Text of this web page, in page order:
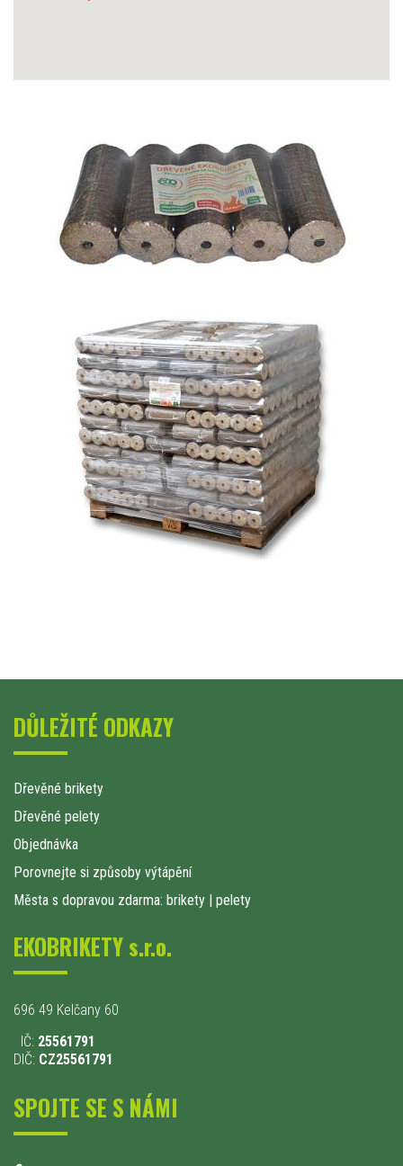
DŮLEŽITÉ ODKAZY
Dřevěné brikety
Dřevěné pelety
Objednávka
Porovnejte si způsoby výtápění
Města s dopravou zdarma: brikety | pelety
EKOBRIKETY s.r.o.
696 49 Kelčany 60
IČ: 25561791
DIČ: CZ25561791
SPOJTE SE S NÁMI